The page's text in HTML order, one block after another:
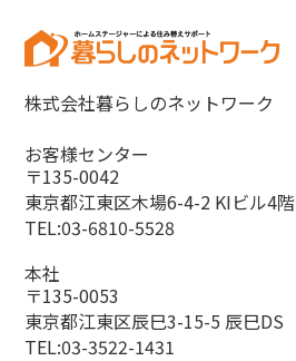
株式会社暮らしのネットワーク
お客様センター
〒135-0042
東京都江東区木場6-4-2 KIビル4階
TEL:03-6810-5528
本社
〒135-0053
東京都江東区辰巳3-15-5 辰巳DS
TEL:03-3522-1431